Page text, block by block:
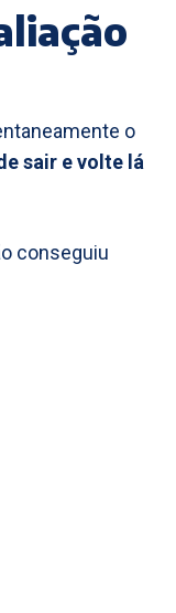
o
sair e volte lá
conseguiu